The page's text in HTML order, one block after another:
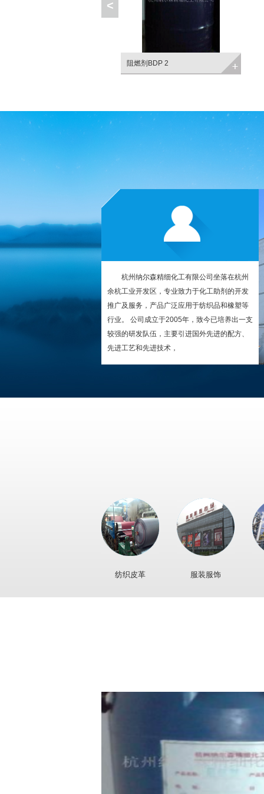
阻燃剂FR-
<
杭州纳尔森精细化工有限公司坐落在杭州
余杭工业开发区，专业致力于化工助剂的开发
推广及服务，产品广泛应用于纺织品和橡塑等
行业。 公司成立于2005年，致今已培养出一支
较强的研发队伍，主要引进国外先进的配方、
先进工艺和先进技术，
纺织皮革 服装服饰